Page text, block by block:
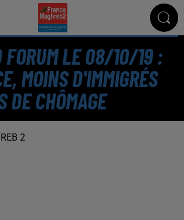
FORUM LE 08/10/19 :
MOINS D'IMMIGRÉS
DE CHÔMAGE